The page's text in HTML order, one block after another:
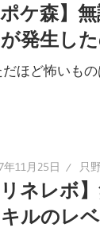
ポケ森】
発生し
ほど怖いもの
年11月25日 只
リネレボ
ルのレ